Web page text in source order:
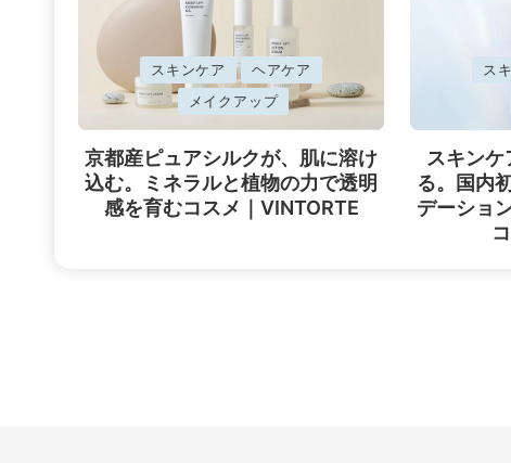
に
掲
載
済
み
スキンケア
ヘアケア
メイクアップ
京都産ピュアシルクが、肌に溶け
込む。ミネラルと植物の力で透明
感を育むコスメ｜VINTORTE
載
済
み
ス
スキン
る。国内
デーショ